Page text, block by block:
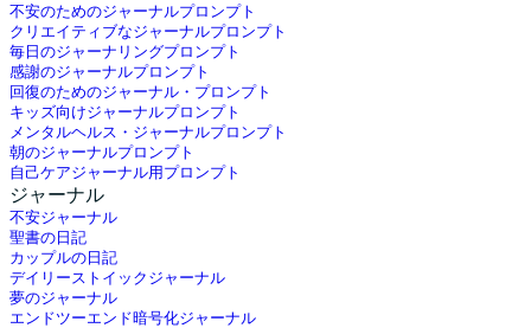
不安のためのジャーナルプロンプト
クリエイティブなジャーナルプロンプト
毎日のジャーナリングプロンプト
感謝のジャーナルプロンプト
回復のためのジャーナル・プロンプト
キッズ向けジャーナルプロンプト
メンタルヘルス・ジャーナルプロンプト
朝のジャーナルプロンプト
自己ケアジャーナル用プロンプト
ジャーナル
不安ジャーナル
聖書の日記
カップルの日記
デイリーストイックジャーナル
夢のジャーナル
エンドツーエンド暗号化ジャーナル